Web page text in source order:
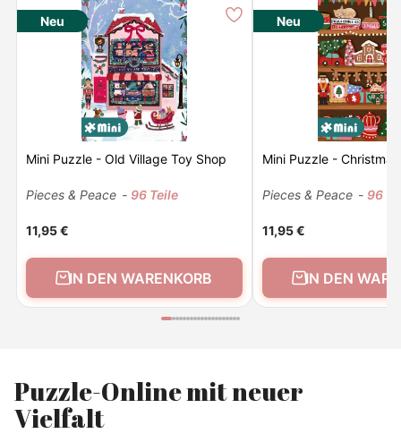
Neu
Mini Puzzle - Old Village Toy Shop
Pieces & Peace - 96 Teile
11,95 €
IN DEN WARENKORB
Neu
Mini Puzzle -
Pieces & Peace - 96
11,95 €
IN DEN
Puzzle-Online mit neuer
Vielfalt